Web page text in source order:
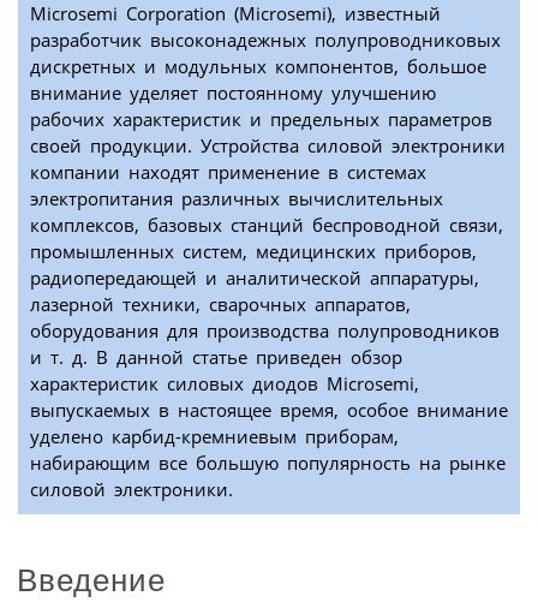
Microsemi Corporation (Microsemi), известный
разработчик высоконадежных полупроводниковых
дискретных и модульных компонентов, большое
внимание уделяет постоянному улучшению
рабочих характеристик и предельных параметров
своей продукции. Устройства силовой электроники
компании находят применение в системах
электропитания различных вычислительных
комплексов, базовых станций беспроводной связи,
промышленных систем, медицинских приборов,
радиопередающей и аналитической аппаратуры,
лазерной техники, сварочных аппаратов,
оборудования для производства полупроводников
и т. д. В данной статье приведен обзор
характеристик силовых диодов Microsemi,
выпускаемых в настоящее время, особое внимание
уделено карбид-кремниевым приборам,
набирающим все большую популярность на рынке
силовой электроники.
Введение